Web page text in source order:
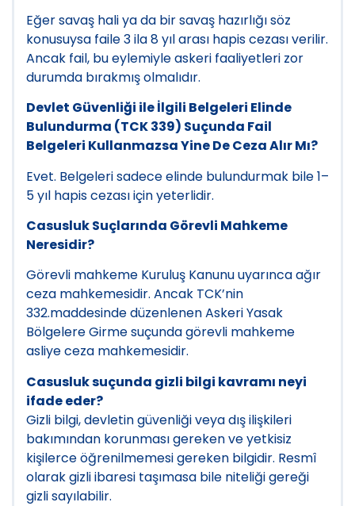
Eğer savaş hali ya da bir savaş hazırlığı söz
konusuysa faile 3 ila 8 yıl arası hapis cezası verilir.
Ancak fail, bu eylemiyle askeri faaliyetleri zor
durumda bırakmış olmalıdır.
Devlet Güvenliği ile İlgili Belgeleri Elinde
Bulundurma (TCK 339) Suçunda Fail
Belgeleri Kullanmazsa Yine De Ceza Alır Mı?
Evet. Belgeleri sadece elinde bulundurmak bile 1–
5 yıl hapis cezası için yeterlidir.
Casusluk Suçlarında Görevli Mahkeme
Neresidir?
Görevli mahkeme Kuruluş Kanunu uyarınca ağır
ceza mahkemesidir. Ancak TCK’nin
332.maddesinde düzenlenen Askeri Yasak
Bölgelere Girme suçunda görevli mahkeme
asliye ceza mahkemesidir.
Casusluk suçunda gizli bilgi kavramı neyi
ifade eder?
Gizli bilgi, devletin güvenliği veya dış ilişkileri
bakımından korunması gereken ve yetkisiz
kişilerce öğrenilmemesi gereken bilgidir. Resmî
olarak gizli ibaresi taşımasa bile niteliği gereği
gizli sayılabilir.